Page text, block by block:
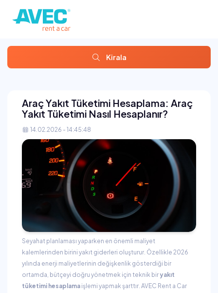
Kirala
Araç Yakıt Tüketimi Hesaplama: Araç
Yakıt Tüketimi Nasıl Hesaplanır?
14.02.2026 - 14:45:48
Seyahat planlaması yaparken en önemli maliyet
kalemlerinden birini yakıt giderleri oluşturur. Özellikle 2026
yılında enerji maliyetlerinin değişkenlik gösterdiği bir
ortamda, bütçeyi doğru yönetmek için teknik biryakıt
tüketimi hesaplama işlemi yapmak şarttır. AVEC Rent a Car